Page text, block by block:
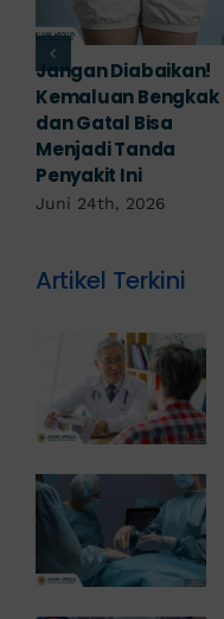
Banyak yang
Mengabaikan,
Padahal Habis
Berhubungan
Kemaluan Gatal Bisa
Jadi Tanda IMS!